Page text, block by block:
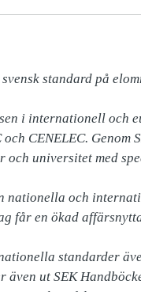
standard på
i internationell och
CENELEC. Genom
universitet med
nationella och
får en ökad
standarder
även ut SEK